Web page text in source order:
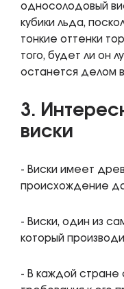
односолодовый
кубики льда,
тонкие оттенки
того, будет ли он
останется делом
3.
виски
- Виски имеет
происхождение
- Виски, один из
который
- В каждой